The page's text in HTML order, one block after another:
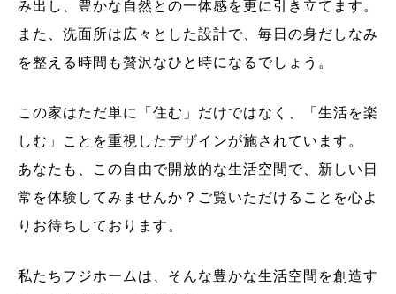
み出し、豊かな自然との一体感を更に引き立てます。
また、洗面所は広々とした設計で、毎日の身だしなみ
を整える時間も贅沢なひと時になるでしょう。
この家はただ単に「住む」だけではなく、「生活を楽
しむ」ことを重視したデザインが施されています。
あなたも、この自由で開放的な生活空間で、新しい日
常を体験してみませんか？ご覧いただけることを心よ
りお待ちしております。
私たちフジホームは、そんな豊かな生活空間を創造す